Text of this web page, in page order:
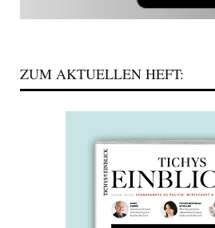
ZUM AKTUELLEN HEFT: